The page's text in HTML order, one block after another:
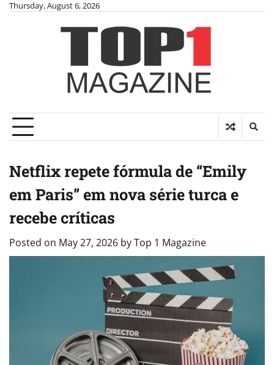
SkipThursday, August 6, 2026
Netflix repete fórmula de “Emily
em Paris” em nova série turca e
recebe críticas
Posted on May 27, 2026 byTop 1 Magazine